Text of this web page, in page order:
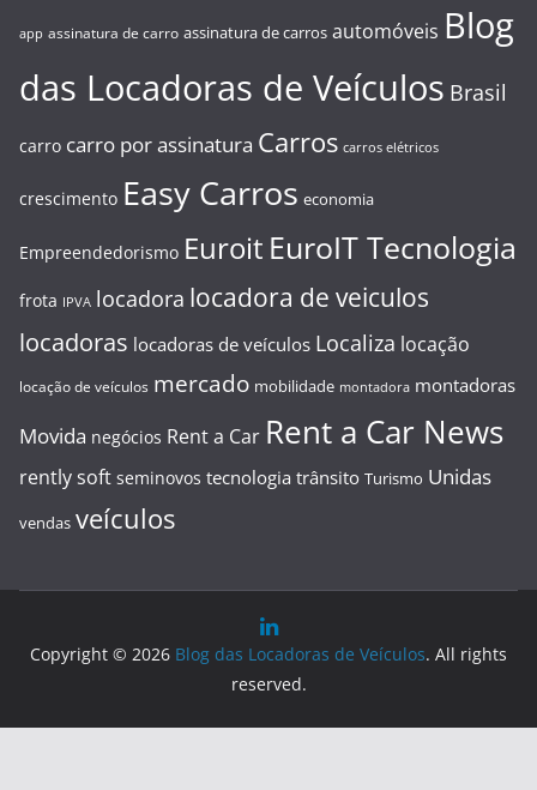
app assinatura de carro assinatura de carros automóveis Blog
das Locadoras de Veículos Brasil
carro carro por assinatura Carros carros elétricos
crescimento Easy Carros economia
Empreendedorismo Euroit EuroIT Tecnologia
frota IPVA locadora locadora de veiculos
locadoras locadoras de veículos Localiza locação
locação de veículos mercado mobilidade montadora montadoras
Movida negócios Rent a Car Rent a Car News
rently soft seminovos tecnologia trânsito Turismo Unidas
vendas veículos
Copyright © 2026 Blog das Locadoras de Veículos. All rights
reserved.